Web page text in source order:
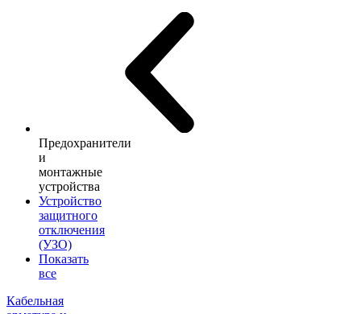
Предохранители
и
монтажные
устройства
Устройство
защитного
отключения
(УЗО)
Показать
все
Кабельная